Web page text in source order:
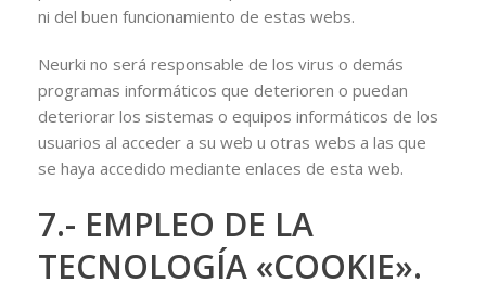
ni del buen funcionamiento de estas webs.
Neurki no será responsable de los virus o demás
programas informáticos que deterioren o puedan
deteriorar los sistemas o equipos informáticos de los
usuarios al acceder a su web u otras webs a las que
se haya accedido mediante enlaces de esta web.
7.- EMPLEO DE LA
TECNOLOGÍA «COOKIE».